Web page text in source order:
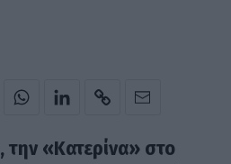
την «Κατερίνα» στο